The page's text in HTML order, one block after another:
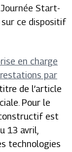
Journée Start-
sur ce dispositif
en charge
par
de l’article
Pour le
est
13 avril,
technologies